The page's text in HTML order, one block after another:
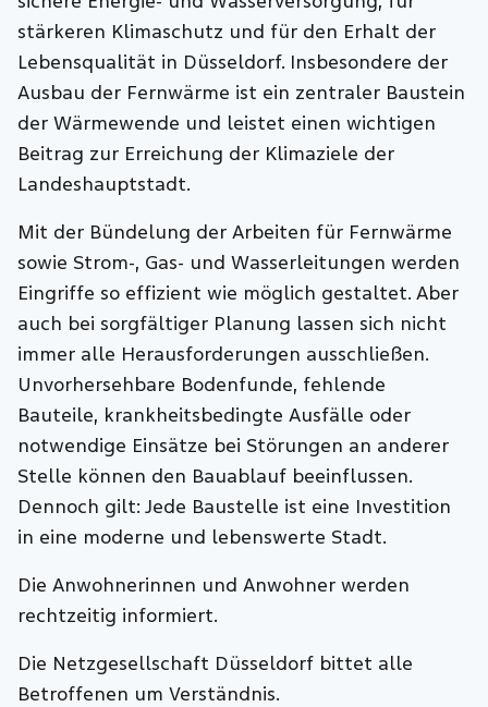
stärkeren Klimaschutz und für den Erhalt der
Lebensqualität in Düsseldorf. Insbesondere der
Ausbau der Fernwärme ist ein zentraler Baustein
der Wärmewende und leistet einen wichtigen
Beitrag zur Erreichung der Klimaziele der
Landeshauptstadt.
Mit der Bündelung der Arbeiten für Fernwärme
sowie Strom-, Gas- und Wasserleitungen werden
Eingriffe so effizient wie möglich gestaltet. Aber
auch bei sorgfältiger Planung lassen sich nicht
immer alle Herausforderungen ausschließen.
Unvorhersehbare Bodenfunde, fehlende
Bauteile, krankheitsbedingte Ausfälle oder
notwendige Einsätze bei Störungen an anderer
Stelle können den Bauablauf beeinflussen.
Dennoch gilt: Jede Baustelle ist eine Investition
in eine moderne und lebenswerte Stadt.
Die Anwohnerinnen und Anwohner werden
rechtzeitig informiert.
Die Netzgesellschaft Düsseldorf bittet alle
Betroffenen um Verständnis.